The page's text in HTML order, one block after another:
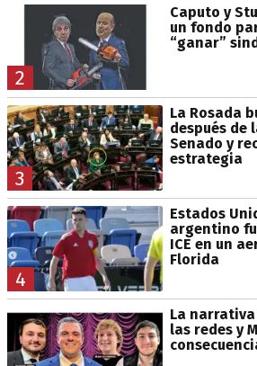
2
Caputo y
un fondo
“ganar”
3
La Rosada
después de
Senado y
estrategia
4
Estados
argentino
ICE en un
Florida
La
las redes y